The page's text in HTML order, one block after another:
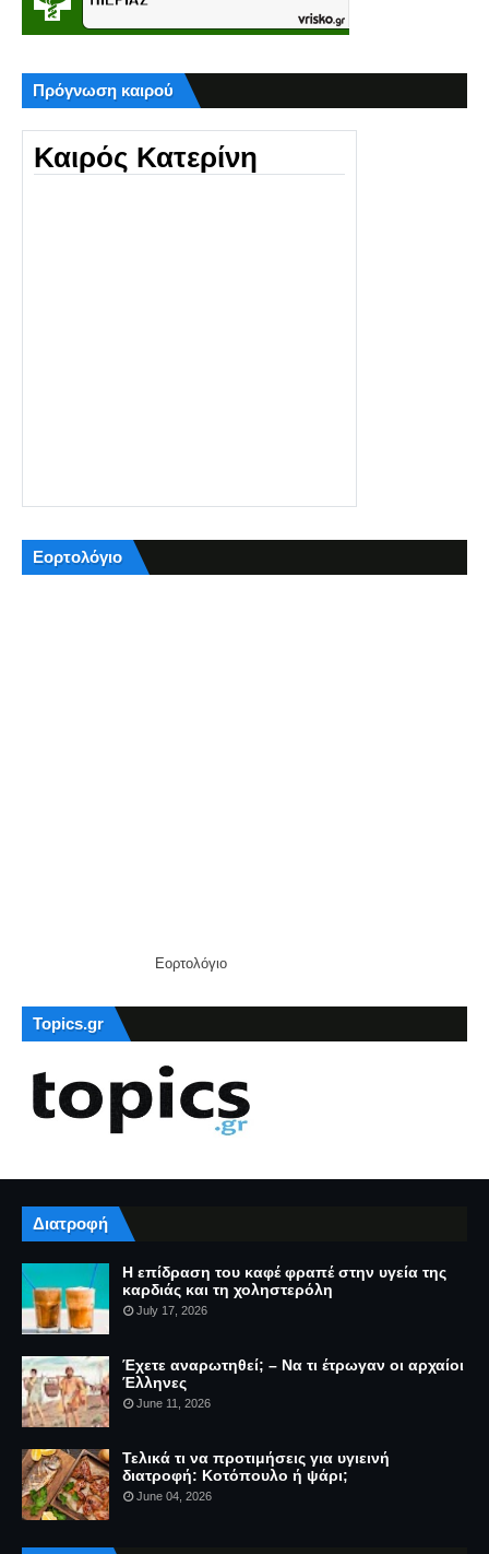
Πρόγνωση καιρού
Καιρός Κατερίνη
Εορτολόγιο
Εορτολόγιο
Topics.gr
Διατροφή
Η επίδραση του καφέ φραπέ στην υγεία της
καρδιάς και τη χοληστερόλη
July 17, 2026
Έχετε αναρωτηθεί; – Να τι έτρωγαν οι αρχαίοι
Έλληνες
June 11, 2026
Τελικά τι να προτιμήσεις για υγιεινή
διατροφή: Κοτόπουλο ή ψάρι;
June 04, 2026